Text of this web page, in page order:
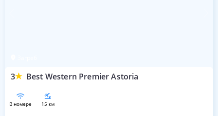
3 Best Western Premier Astoria
в номере 15 км